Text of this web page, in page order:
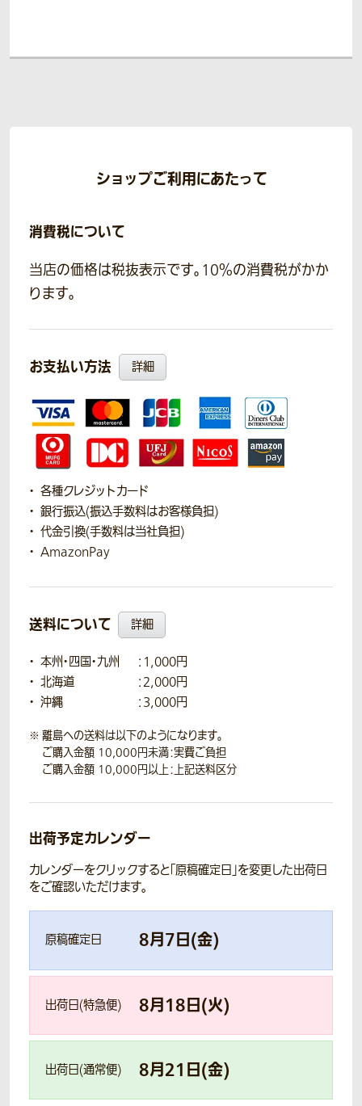
ショップご利用にあたって
消費税について
当店の価格は税抜表示です。10％の消費税がかか
ります。
お支払い方法 詳細
各種クレジットカード
銀行振込(振込手数料はお客様負担)
代金引換(手数料は当社負担)
AmazonPay
送料について 詳細
本州・四国・九州
：1,000円
北海道
：2,000円
沖縄
：3,000円
離島への送料は以下のようになります。
ご購入金額 10,000円未満：実費ご負担
ご購入金額 10,000円以上：上記送料区分
出荷予定カレンダー
カレンダーをクリックすると「原稿確定日」を変更した出荷日
をご確認いただけます。
原稿確定日 8月7日(金)
出荷日(特急便) 8月18日(火)
出荷日(通常便) 8月21 日(金)